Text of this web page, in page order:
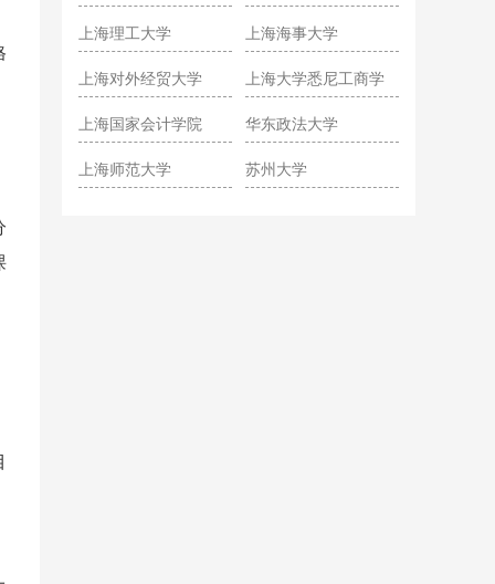
上海理工大学 上海海事大学
上海对外经贸大学
上海大学悉尼工商学
上海国家会计学院 华东政法大学
上海师范大学 苏州大学